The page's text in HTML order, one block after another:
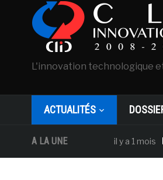
L'innovation technologique
ACTUALITÉS
A LA UNE Dans le